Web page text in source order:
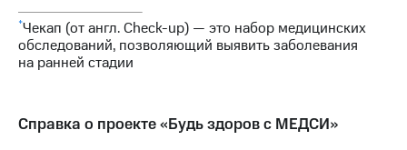
*Чекап (от англ. Check-up) — это набор медицинских
обследований, позволяющий выявить заболевания
на ранней стадии
Справка о проекте «Будь здоров с МЕДСИ»